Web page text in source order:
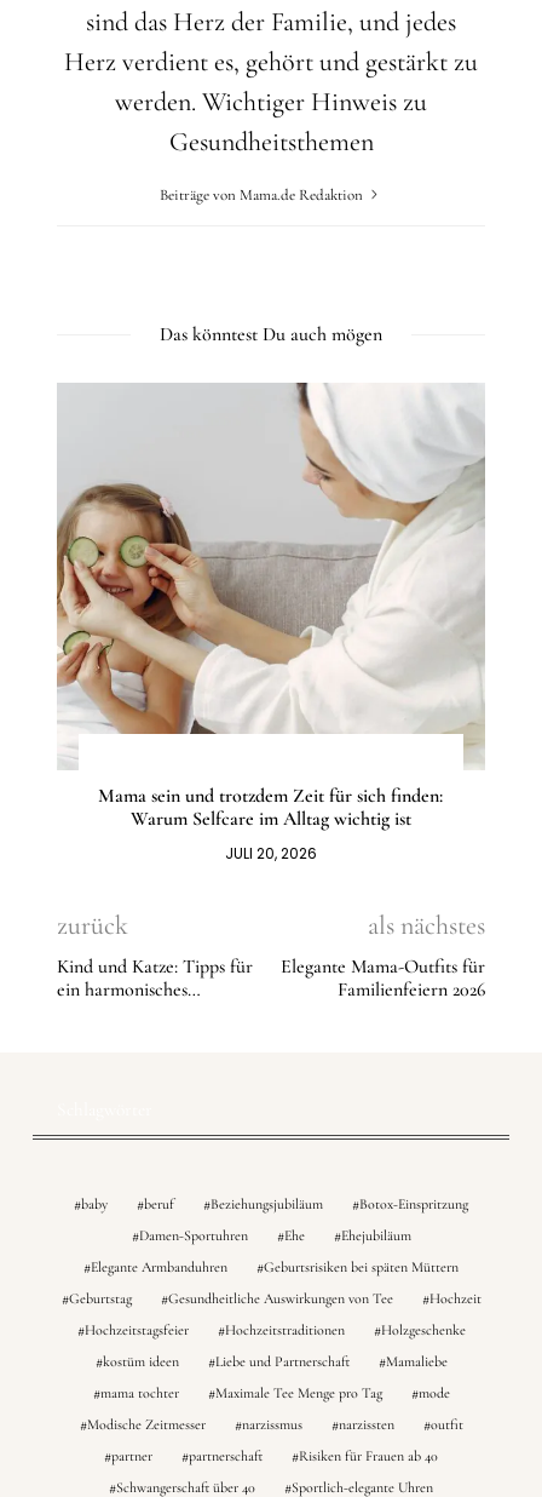
sind das Herz der Familie, und jedes
Herz verdient es, gehört und gestärkt zu
werden. Wichtiger Hinweis zu
Gesundheitsthemen
Beiträge von Mama.de Redaktion
Das könntest Du auch mögen
Mama sein und trotzdem Zeit für sich finden:
Warum Selfcare im Alltag wichtig ist
JULI 20, 2026
zurück
Kind und Katze: Tipps für
ein harmonisches
als nächstes
Elegante Mama-Outfits für
Familienfeiern 2026
baby beruf Beziehungsjubiläum
Botox-Einspritzung
Damen-Sportuhren
Ehe
Ehejubiläum
Elegante Armbanduhren
Geburtsrisiken bei späten Müttern
Geburtstag
Gesundheitliche Auswirkungen von Tee
Hochzeit
Hochzeitstagsfeier
Hochzeitstraditionen
Holzgeschenke
kostüm ideen
Liebe und Partnerschaft
Mamaliebe
mama tochter
Maximale Tee Menge pro Tag
mode
Modische Zeitmesser
narzissmus narzissten
outfit
partner
partnerschaft
Risiken für Frauen ab 40
Schwangerschaft über 40
Sportlich-elegante Uhren